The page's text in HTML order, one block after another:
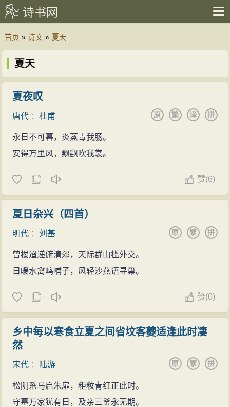
诗书网
首页 » 诗文 » 夏天
夏天
夏夜叹
唐代 ：杜甫 拼
译
繁
原
永日不可暮，炎蒸毒我肠。
安得万里风，飘飖吹我裳。
赞(6)
夏日杂兴（四首）
明代 ：刘基 拼
繁
原
曾楼迢递俯清郊，天际群山槛外交。
日暖水禽鸣哺子，风轻沙燕语寻巢。
赞(0)
乡中每以寒食立夏之间省坟客夔适逢此时凄
然
宋代 ： 陆游 拼
繁
原
松阴系马启朱扉，粔籹青红正此时。
守墓万家犹有日，及亲三釜永无期。